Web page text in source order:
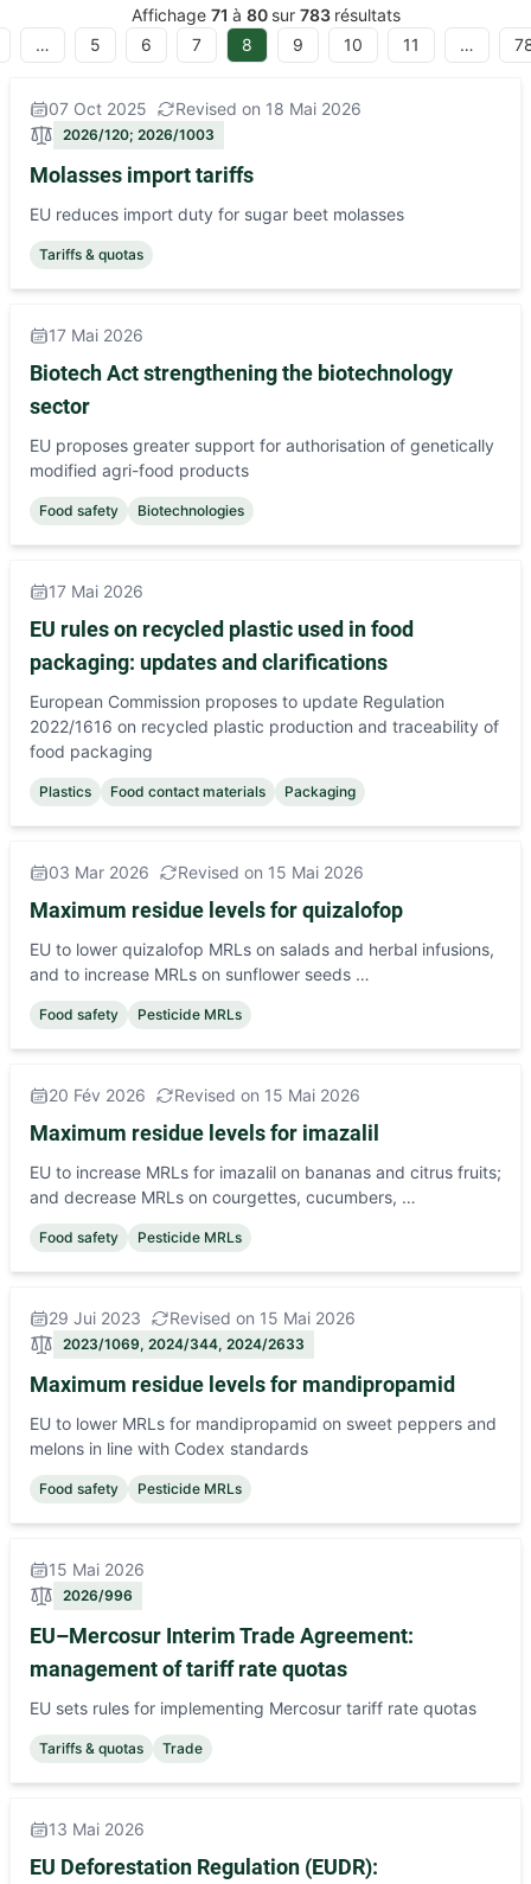
Affichage 71 à 80 sur 783 résultats
…
5 6 7 8 9 10 11 …
07 Oct 2025 Revised on 18 Mai 2026
2026/120; 2026/1003
Molasses import tariffs
EU reduces import duty for sugar beet molasses
Tariffs & quotas
17 Mai 2026
Biotech Act strengthening the biotechnology
sector
EU proposes greater support for authorisation of genetically
modified agri-food products
Food safety Biotechnologies
17 Mai 2026
EU rules on recycled plastic used in food
packaging: updates and clarifications
European Commission proposes to update Regulation
2022/1616 on recycled plastic production and traceability of
food packaging
Plastics Food contact materials Packaging
03 Mar 2026 Revised on 15 Mai 2026
Maximum residue levels for quizalofop
EU to lower quizalofop MRLs on salads and herbal infusions,
and to increase MRLs on sunflower seeds …
Food safety Pesticide MRLs
20 Fév 2026 Revised on 15 Mai 2026
Maximum residue levels for imazalil
EU to increase MRLs for imazalil on bananas and citrus fruits;
and decrease MRLs on courgettes, cucumbers, …
Food safety Pesticide MRLs
29 Jui 2023 Revised on 15 Mai 2026
2023/1069, 2024/344, 2024/2633
Maximum residue levels for mandipropamid
EU to lower MRLs for mandipropamid on sweet peppers and
melons in line with Codex standards
Food safety Pesticide MRLs
15 Mai 2026
2026/996
EU–Mercosur Interim Trade Agreement:
management of tariff rate quotas
EU sets rules for implementing Mercosur tariff rate quotas
Tariffs & quotas Trade
13 Mai 2026
EU Deforestation Regulation (EUDR):